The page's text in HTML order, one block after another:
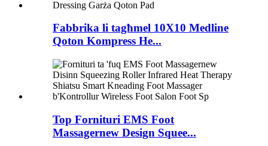
Fabbrika li tagħmel 10X10 Medline
Qoton Kompress He...
Top Fornituri EMS Foot
Massagernew Design Squee...